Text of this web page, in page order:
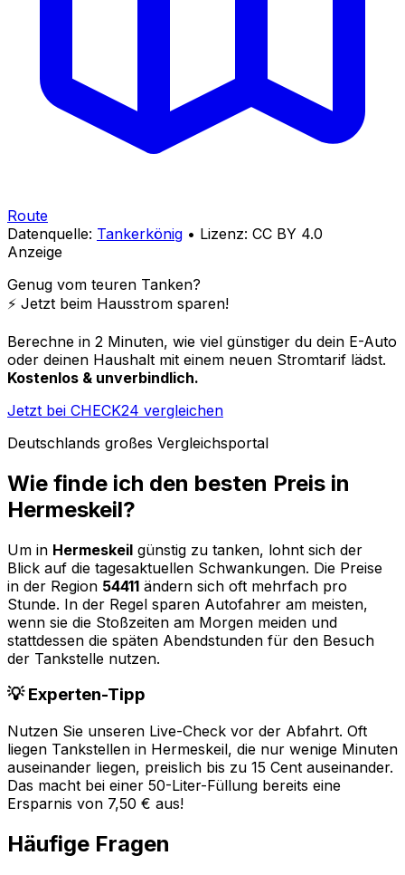
Route
Datenquelle: Tankerkönig • Lizenz: CC BY 4.0
Anzeige
Genug vom teuren Tanken?
⚡️ Jetzt beim Hausstrom sparen!
Berechne in 2 Minuten, wie viel günstiger du dein E-Auto
oder deinen Haushalt mit einem neuen Stromtarif lädst.
Kostenlos & unverbindlich.
Jetzt bei CHECK24 vergleichen
Deutschlands großes Vergleichsportal
Wie finde ich den besten Preis in
Hermeskeil?
Um in Hermeskeil günstig zu tanken, lohnt sich der
Blick auf die tagesaktuellen Schwankungen. Die Preise
in der Region 54411 ändern sich oft mehrfach pro
Stunde. In der Regel sparen Autofahrer am meisten,
wenn sie die Stoßzeiten am Morgen meiden und
stattdessen die späten Abendstunden für den Besuch
der Tankstelle nutzen.
💡 Experten-Tipp
Nutzen Sie unseren Live-Check vor der Abfahrt. Oft
liegen Tankstellen in Hermeskeil, die nur wenige Minuten
auseinander liegen, preislich bis zu 15 Cent auseinander.
Das macht bei einer 50-Liter-Füllung bereits eine
Ersparnis von 7,50 € aus!
Häufige Fragen